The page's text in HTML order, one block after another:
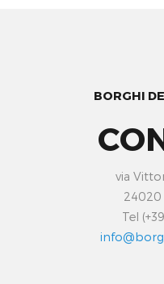
BORGHI
via
24020
Tel